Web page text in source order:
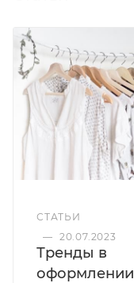
СТАТЬИ
— 20.07.2023
Тренды в
оформлении